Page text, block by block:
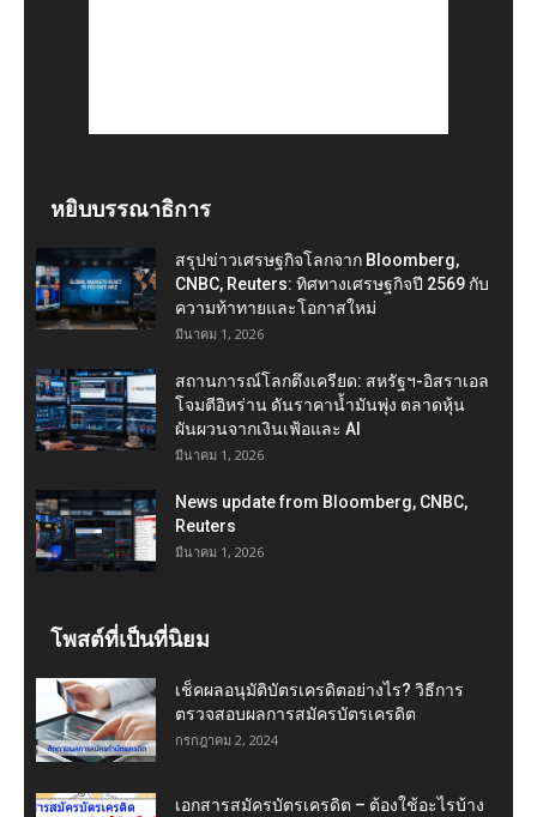
หยิบบรรณาธิการ
สรุปข่าวเศรษฐกิจโลกจาก Bloomberg,
CNBC, Reuters: ทิศทางเศรษฐกิจปี 2569 กับ
ความท้าทายและโอกาสใหม่
มีนาคม 1, 2026
สถานการณ์โลกตึงเครียด: สหรัฐฯ-อิสราเอล
โจมตีอิหร่าน ดันราคาน้ำมันพุ่ง ตลาดหุ้น
ผันผวนจากเงินเฟ้อและ AI
มีนาคม 1, 2026
News update from Bloomberg, CNBC,
Reuters
มีนาคม 1, 2026
โพสต์ที่เป็นที่นิยม
เช็คผลอนุมัติบัตรเครดิตอย่างไร? วิธีการ
ตรวจสอบผลการสมัครบัตรเครดิต
กรกฎาคม 2, 2024
เอกสารสมัครบัตรเครดิต – ต้องใช้อะไรบ้าง